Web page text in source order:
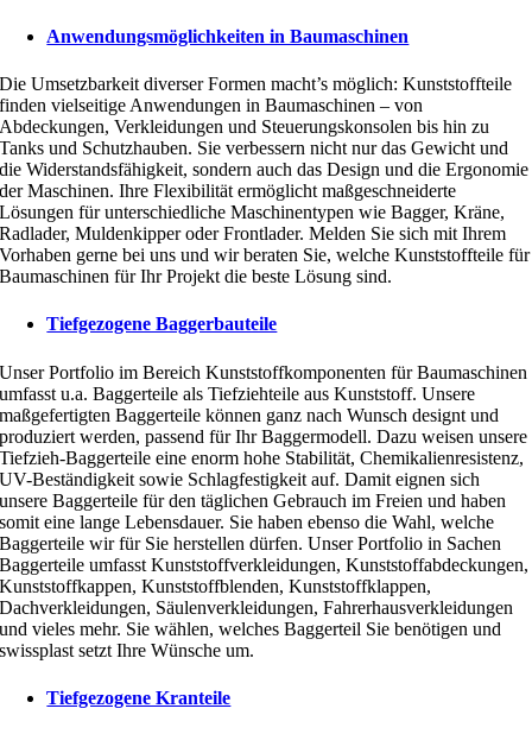
Anwendungsmöglichkeiten in Baumaschinen
Die Umsetzbarkeit diverser Formen macht’s möglich: Kunststoffteile
finden vielseitige Anwendungen in Baumaschinen – von
Abdeckungen, Verkleidungen und Steuerungskonsolen bis hin zu
Tanks und Schutzhauben. Sie verbessern nicht nur das Gewicht und
die Widerstandsfähigkeit, sondern auch das Design und die Ergonomie
der Maschinen. Ihre Flexibilität ermöglicht maßgeschneiderte
Lösungen für unterschiedliche Maschinentypen wie Bagger, Kräne,
Radlader, Muldenkipper oder Frontlader. Melden Sie sich mit Ihrem
Vorhaben gerne bei uns und wir beraten Sie, welche Kunststoffteile für
Baumaschinen für Ihr Projekt die beste Lösung sind.
Tiefgezogene Baggerbauteile
Unser Portfolio im Bereich Kunststoffkomponenten für Baumaschinen
umfasst u.a. Baggerteile als Tiefziehteile aus Kunststoff. Unsere
maßgefertigten Baggerteile können ganz nach Wunsch designt und
produziert werden, passend für Ihr Baggermodell. Dazu weisen unsere
Tiefzieh-Baggerteile eine enorm hohe Stabilität, Chemikalienresistenz,
UV-Beständigkeit sowie Schlagfestigkeit auf. Damit eignen sich
unsere Baggerteile für den täglichen Gebrauch im Freien und haben
somit eine lange Lebensdauer. Sie haben ebenso die Wahl, welche
Baggerteile wir für Sie herstellen dürfen. Unser Portfolio in Sachen
Baggerteile umfasst Kunststoffverkleidungen, Kunststoffabdeckungen,
Kunststoffkappen, Kunststoffblenden, Kunststoffklappen,
Dachverkleidungen, Säulenverkleidungen, Fahrerhausverkleidungen
und vieles mehr. Sie wählen, welches Baggerteil Sie benötigen und
swissplast setzt Ihre Wünsche um.
Tiefgezogene Kranteile